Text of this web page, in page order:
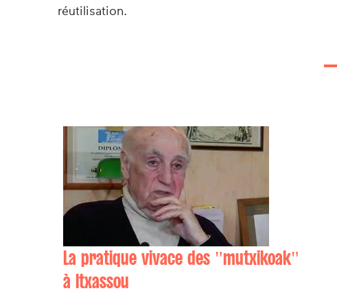
réutilisation.
La pratique vivace des "mutxikoak"
à Itxassou